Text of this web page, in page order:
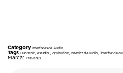
Category Interfaces de Audio
Tags Duosonic,estudio. grabación, Interfaz de audio interfaz de
Marca: PreSonus